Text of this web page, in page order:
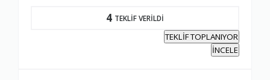
4 TEKLİF VERİLDİ
TEKLİF TOPLANIYOR
İNCELE
Fiyatlandırma Dengesi